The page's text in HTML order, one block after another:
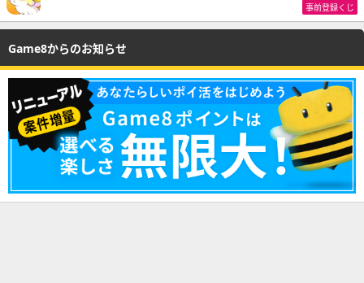
事前登録くじ
Game8からのお知らせ